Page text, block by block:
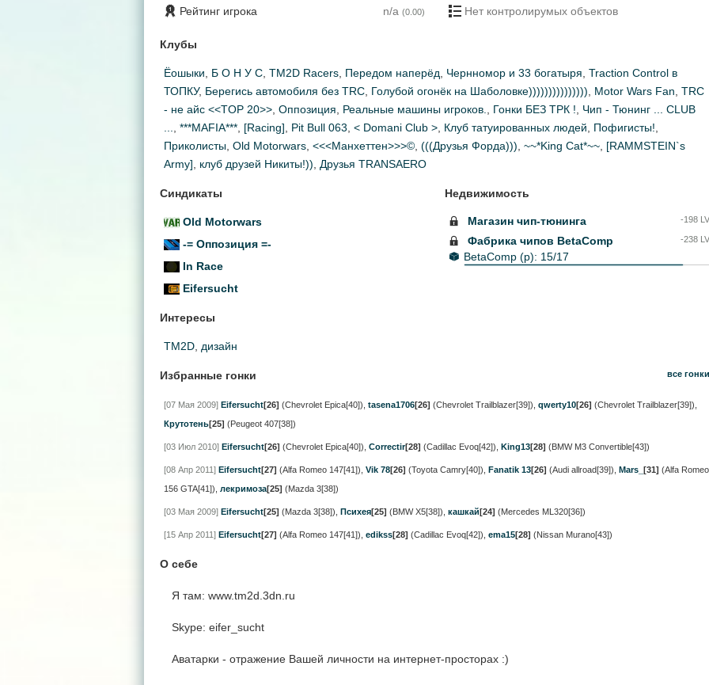
Рейтинг игрока n/a (0.00) Нет контролирумых объектов
Клубы
Ёошыки Б О Н У С TM2D Racers Передом наперёд Чернномор и 33 богатыря Traction Control в
ТОПКУ, Берегись автомобиля без TRC Голубой огонёк на Шаболовке))))))))))))))) Motor Wars Fan TRC
- не айс <<TOP 20>> Оппозиция Реальные машины игроков. Гонки БЕЗ ТРК !
Чип - Тюнинг ... CLUB
***MAFIA*** [Racing] Pit Bull 063 < Domani Club > Клуб татуированных людей Пофигисты!
Приколисты Old Motorwars <<<Манхеттен>>>© (((Друзья Форда))) ~~*King Cat*~~ [RAMMSTEIN`s
Army]
клуб друзей Никиты!)) Друзья TRANSAERO
Синдикаты
Old Motorwars
-= Оппозиция =-
In Race
Eifersucht
Недвижимость
Магазин чип-тюнинга -198 LV
Фабрика чипов BetaComp -238 LV
BetaComp (р): 15/17
Интересы
TM2D дизайн
Избранные гонки все гонки
[07 Мая 2009] Eifersucht[26] (Chevrolet Epica[40]) tasena1706[26] (Chevrolet Trailblazer[39]) qwerty10[26] (Chevrolet Trailblazer[39])
Крутотень[25] (Peugeot 407[38])
[03 Июл 2010] Eifersucht[26] (Chevrolet Epica[40]) Correctir[28] (Cadillac Evoq[42]) King13[28] (BMW M3 Convertible[43])
[08 Апр 2011] Eifersucht[27] (Alfa Romeo 147[41]) Vik 78[26] (Toyota Camry[40]) Fanatik 13[26] (Audi allroad[39]) Mars_ [31] (Alfa Romeo
156 GTA[41]) лекримоза[25] (Mazda 3[38])
[03 Мая 2009] Eifersucht[25] (Mazda 3[38]) Психея[25] (BMW X5[38]) кашкай[24] (Mercedes ML320[36])
[15 Апр 2011] Eifersucht[27] (Alfa Romeo 147[41]) edikss[28] (Cadillac Evoq[42]) ema15[28] (Nissan Murano[43])
О себе
Я там: www.tm2d.3dn.ru
Skype: eifer_sucht
Аватарки - отражение Вашей личности на интернет-просторах :)